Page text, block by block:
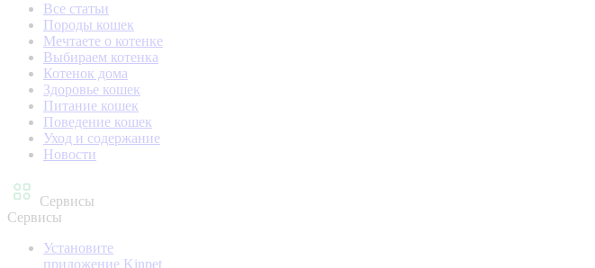
Все статьи
Породы кошек
Мечтаете о котенке
Выбираем котенка
Котенок дома
Здоровье кошек
Питание кошек
Поведение кошек
Уход и содержание
Новости
Сервисы
Сервисы
Установите
приложение Kinpet